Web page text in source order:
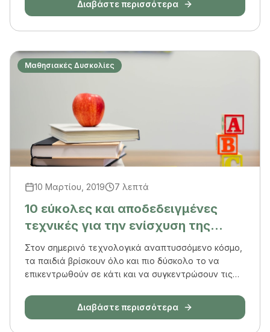
Διαβάστε περισσότερα
Μαθησιακές Δυσκολίες
10 Μαρτίου, 2019 7 λεπτά
10 εύκολες και αποδεδειγμένες
τεχνικές για την ενίσχυση της
μνήμης του παιδιού σας
Στον σημερινό τεχνολογικά αναπτυσσόμενο κόσμο,
τα παιδιά βρίσκουν όλο και πιο δύσκολο το να
επικεντρωθούν σε κάτι και να συγκεντρώσουν τις
Διαβάστε περισσότερα